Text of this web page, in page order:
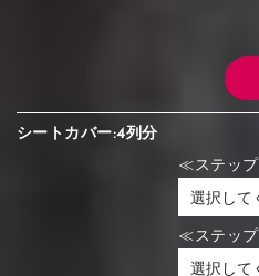
シートカバー:4列分
≪ステッ
≪ステッ